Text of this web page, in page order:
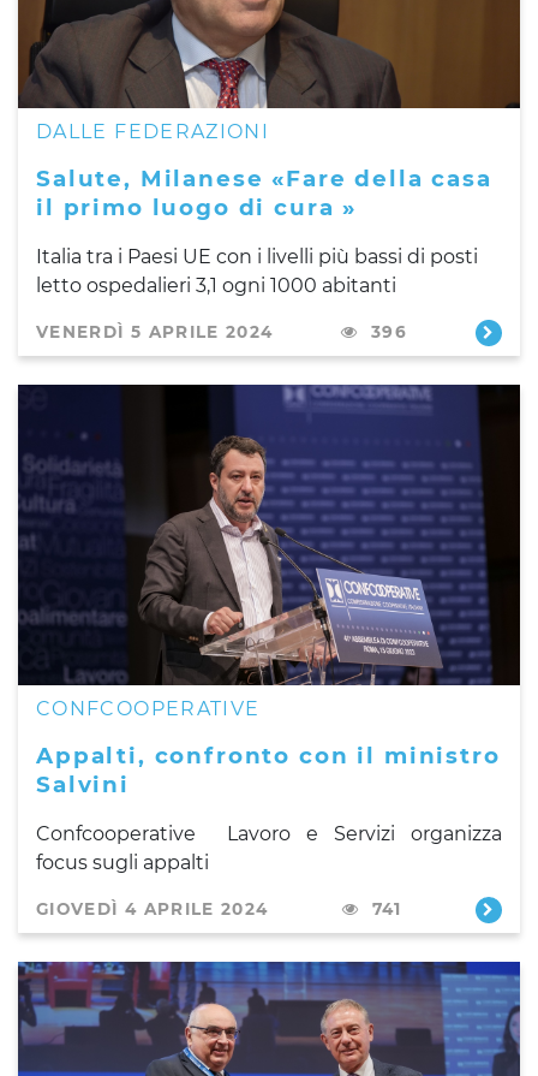
DALLE FEDERAZIONI
Salute, Milanese «Fare della casa
il primo luogo di cura »
Italia tra i Paesi UE con i livelli più bassi di posti
letto ospedalieri 3,1 ogni 1000 abitanti
VENERDÌ 5 APRILE 2024 396
CONFCOOPERATIVE
Appalti, confronto con il ministro
Salvini
Confcooperative Lavoro e Servizi organizza
focus sugli appalti
GIOVEDÌ 4 APRILE 2024 741